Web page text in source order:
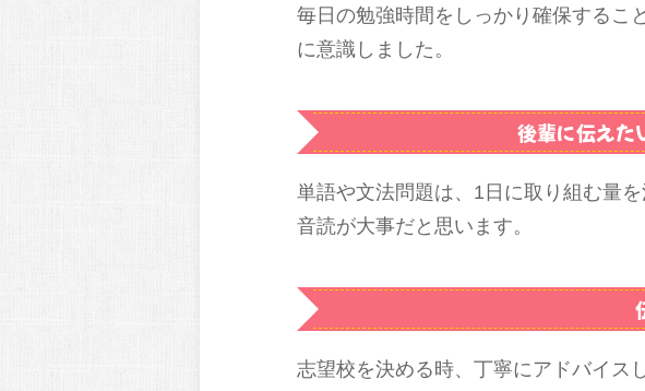
毎日の勉強時間をしっかり確保するこ
に意識しました。
後輩に伝えた
単語や文法問題は、1日に取り組む量
音読が大事だと思います。
志望校を決める時、丁寧にアドバイス